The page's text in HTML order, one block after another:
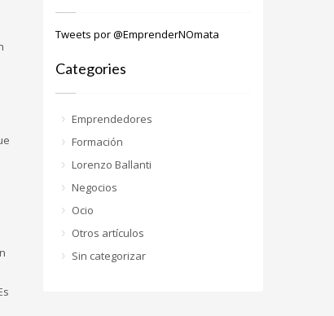
Tweets por @EmprenderNOmata
Categories
Emprendedores
Formación
Lorenzo Ballanti
Negocios
Ocio
Otros artículos
Sin categorizar